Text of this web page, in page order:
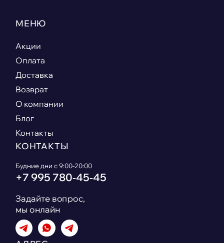
МЕНЮ
Акции
Оплата
Доставка
Возврат
О компании
Блог
Контакты
КОНТАКТЫ
Будние дни с 9:00-20:00
+7 995 780‑45‑45
Задайте вопрос,
мы онлайн